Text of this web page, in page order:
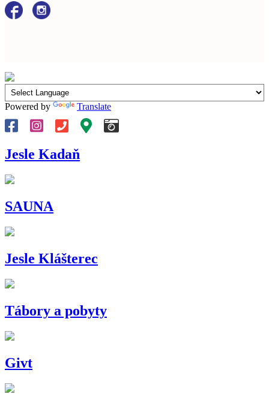
Powered by Translate
Jesle Kadaň
SAUNA
Jesle Klášterec
Tábory a pobyty
Givt